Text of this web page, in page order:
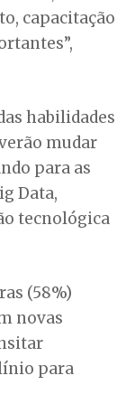
capacitação
habilidades
mudar
para as
Data,
tecnológica
(58%)
novas
para